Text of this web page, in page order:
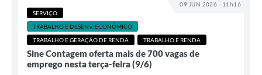
09 JUN 2026 - 11h16
SERVIÇO
TRABALHO E DESENV. ECONÔMICO
TRABALHO E GERAÇÃO DE RENDA
TRABALHO E RENDA
Sine Contagem oferta mais de 700 vagas de
emprego nesta terça-feira (9/6)